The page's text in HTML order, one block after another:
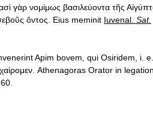
γὰρ νομίμως βασιλεύοντα τῆς
ὄντος Eius meminit Iuvenal Sat.
Apim bovem qui Osiridem i e
Athenagoras Orator in
60